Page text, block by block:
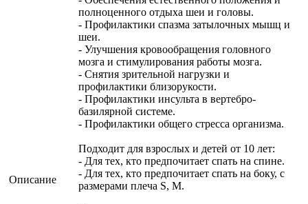
Описание
полноценного отдыха шеи и головы.
- Профилактики спазма затылочных мышц и
шеи.
- Улучшения кровообращения головного
мозга и стимулирования работы мозга.
- Снятия зрительной нагрузки и
профилактики близорукости.
- Профилактики инсульта в вертебро-
базилярной системе.
- Профилактики общего стресса организма.
Подходит для взрослых и детей от 10 лет:
- Для тех, кто предпочитает спать на спине.
- Для тех, кто предпочитает спать на боку, с
размерами плеча S, M.